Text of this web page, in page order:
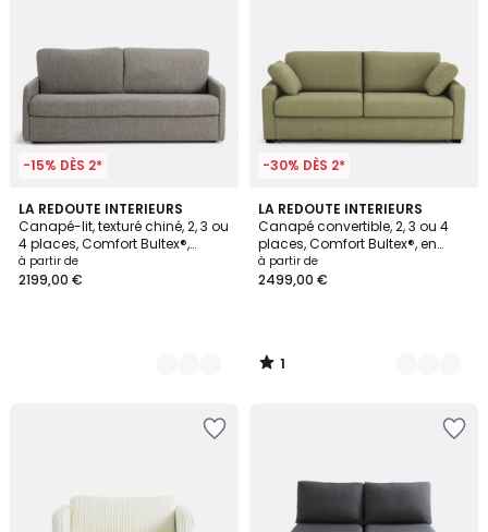
-15% DÈS 2*
LA REDOUTE INTERIEURS
Canapé-lit, texturé chiné, 2, 3 ou
4 places, Comfort Bultex®,
Marta
à partir de
2199,00 €
3
Couleurs
-30% DÈS 2*
LA REDOUTE INTERIEURS
Canapé convertible, 2, 3 ou 4
places, Comfort Bultex®, en
coton et lin, TIMOR
à partir de
2499,00 €
1
/
5
3
Couleurs
1
/